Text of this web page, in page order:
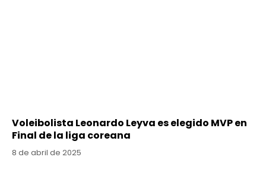
Voleibolista Leonardo Leyva es elegido MVP en
Final de la liga coreana
8 de abril de 2025